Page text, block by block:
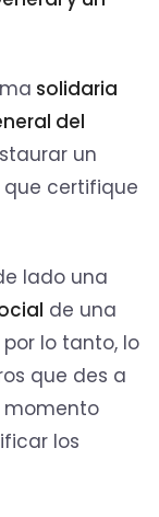
solidaria
del
un
certifique
lado una
de una
por lo tanto, lo
que des a
momento
los